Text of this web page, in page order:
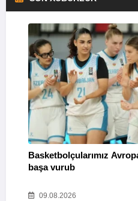
Basketbolçularımız
başa vurub
09.08.2026